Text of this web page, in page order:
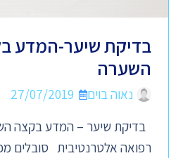
בדיקת שיער-המדע
השערה
נאוה בוים
27/07/2019
בדיקת שיער – המדע בקצה
רפואה אלטרנטיבית סובלים